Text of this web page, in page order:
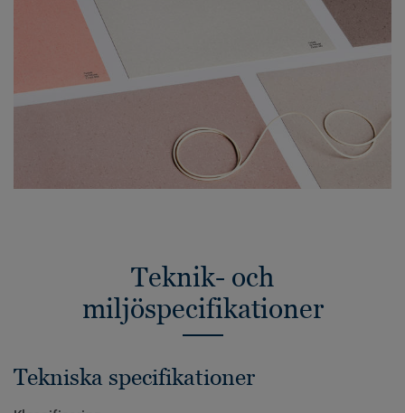
Teknik- och
miljöspecifikationer
Tekniska specifikationer